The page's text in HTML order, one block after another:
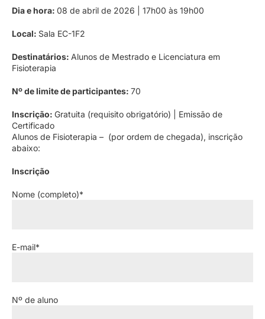
Dia e hora: 08 de abril de 2026 | 17h00 às 19h00
Local: Sala EC-1F2
Destinatários: Alunos de Mestrado e Licenciatura em
Fisioterapia
Nº de limite de participantes: 70
Inscrição: Gratuita (requisito obrigatório) | Emissão de
Certificado
Alunos de Fisioterapia – (por ordem de chegada), inscrição
abaixo:
Inscrição
Nome (completo)*
E-mail*
Nº de aluno